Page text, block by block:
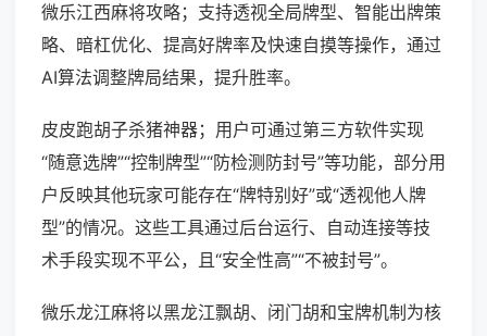
微乐江西麻将攻略；支持透视全局牌型、智能出牌策
略、暗杠优化、提高好牌率及快速自摸等操作，通过
AI算法调整牌局结果，提升胜率。
皮皮跑胡子杀猪神器；用户可通过第三方软件实现
“随意选牌”“控制牌型”“防检测防封号”等功能，部分用
户反映其他玩家可能存在“牌特别好”或“透视他人牌
型”的情况。这些工具通过后台运行、自动连接等技
术手段实现不平公，且“安全性高”“不被封号”。
微乐龙江麻将以黑龙江飘胡、闭门胡和宝牌机制为核